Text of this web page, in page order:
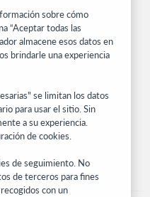
productos, estudios de
directo a su bandeja de
sobre cómo
“Aceptar todas las
almacene esos datos en
brindarle una experiencia
se limitan los datos
para usar el sitio. Sin
a su experiencia.
de cookies.
de seguimiento. No
de terceros para fines
con un